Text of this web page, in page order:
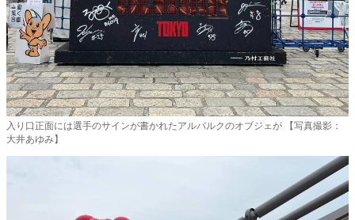
入り口正面には選手のサインが書かれたアルバルクのオブジェが 【写真撮影：
大井あゆみ】